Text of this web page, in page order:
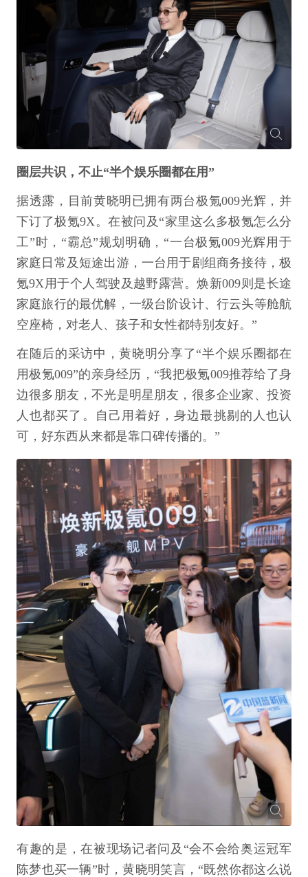
圈层共识，不止“半个娱乐圈都在用”
据透露，目前黄晓明已拥有两台极氪009光辉，并
下订了极氪9X。在被问及“家里这么多极氪怎么分
工”时，“霸总”规划明确，“一台极氪009光辉用于
家庭日常及短途出游，一台用于剧组商务接待，极
氪9X用于个人驾驶及越野露营。焕新009则是长途
家庭旅行的最优解，一级台阶设计、行云头等舱航
空座椅，对老人、孩子和女性都特别友好。”
在随后的采访中，黄晓明分享了“半个娱乐圈都在
用极氪009”的亲身经历，“我把极氪009推荐给了身
边很多朋友，不光是明星朋友，很多企业家、投资
人也都买了。自己用着好，身边最挑剔的人也认
可，好东西从来都是靠口碑传播的。”
有趣的是，在被现场记者问及“会不会给奥运冠军
陈梦也买一辆”时，黄晓明笑言，“既然你都这么说